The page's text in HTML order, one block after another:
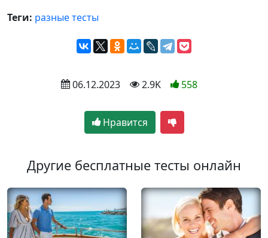
Теги: разные тесты
06.12.2023 2.9K 558
Нравится
Другие бесплатные тесты онлайн